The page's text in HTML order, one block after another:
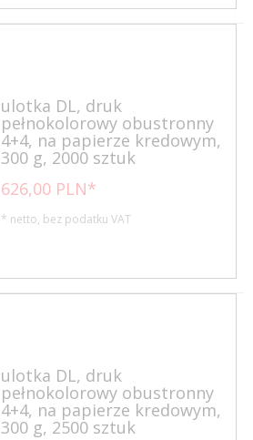
ulotka DL, druk
pełnokolorowy obustronny
4+4, na papierze kredowym,
300 g, 2000 sztuk
626,00 PLN*
* netto, bez podatku VAT
ulotka DL, druk
pełnokolorowy obustronny
4+4, na papierze kredowym,
300 g, 2500 sztuk